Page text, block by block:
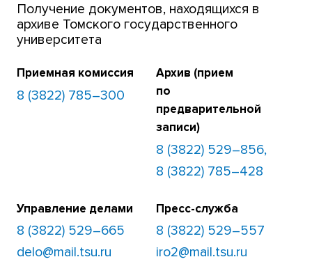
Получение документов, находящихся в
архиве Томского государственного
университета
Приемная комиссия
8 (3822) 785–300
Архив (прием
по
предварительной
записи)
8 (3822) 529–856,
8 (3822) 785–428
Управление делами
8 (3822) 529–665
delo@mail.tsu.ru
Пресс-служба
8 (3822) 529–557
iro2@mail.tsu.ru